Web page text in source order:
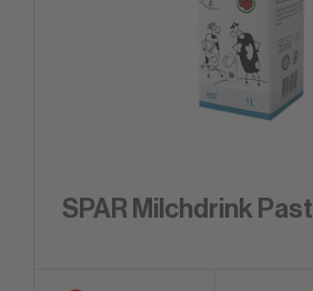
SPAR Milchdrink Past